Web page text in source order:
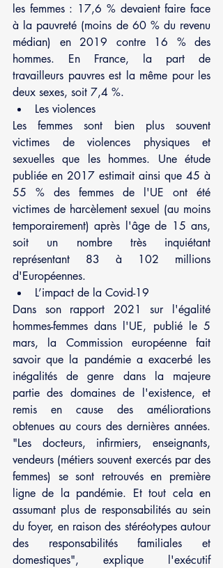
les femmes : 17,6 % devaient faire face
à la pauvreté (moins de 60 % du revenu
médian) en 2019 contre 16 % des
hommes. En France, la part de
travailleurs pauvres est la même pour les
deux sexes, soit 7,4 %.
Les violences
Les femmes sont bien plus souvent
victimes de violences physiques et
sexuelles que les hommes. Une étude
publiée en 2017 estimait ainsi que 45 à
55 % des femmes de l'UE ont été
victimes de harcèlement sexuel (au moins
temporairement) après l'âge de 15 ans,
soit un nombre très inquiétant
représentant 83 à 102 millions
d'Européennes.
L’impact de la Covid-19
Dans son rapport 2021 sur l'égalité
hommes-femmes dans l'UE, publié le 5
mars, la Commission européenne fait
savoir que la pandémie a exacerbé les
inégalités de genre dans la majeure
partie des domaines de l'existence, et
remis en cause des améliorations
obtenues au cours des dernières années.
"Les docteurs, infirmiers, enseignants,
vendeurs (métiers souvent exercés par des
femmes) se sont retrouvés en première
ligne de la pandémie. Et tout cela en
assumant plus de responsabilités au sein
du foyer, en raison des stéréotypes autour
des responsabilités familiales et
domestiques", explique l'exécutif